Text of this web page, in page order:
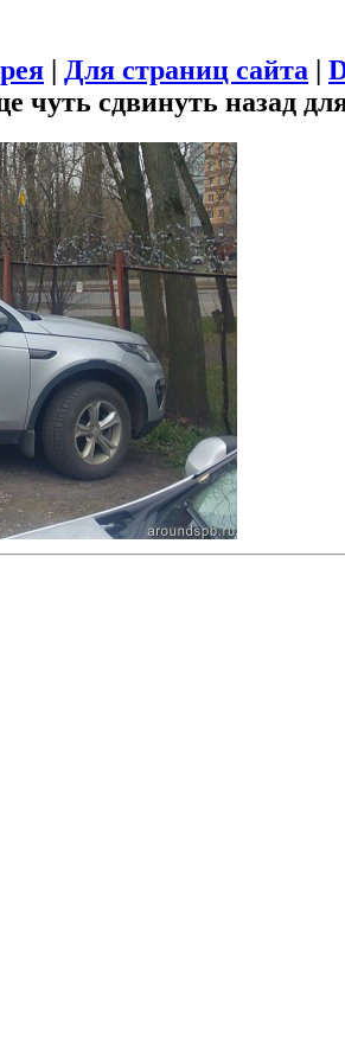
| Для страниц сайта |
чуть сдвинуть назад